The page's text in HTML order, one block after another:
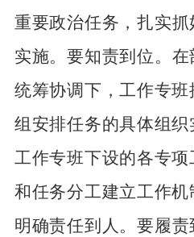
重要政治任务 ，扎实
实施。要知责到位 。 在
统筹协调下，工作专
组安排任务的具体组织
工作专班下设的各专
和任务分工建立工作机
明确责任到人。要履责